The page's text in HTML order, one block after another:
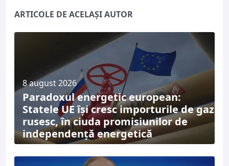
ARTICOLE DE ACELAȘI AUTOR
8 august 2026
Paradoxul energetic european:
Statele UE își cresc importurile de gaz
rusesc, în ciuda promisiunilor de
independență energetică